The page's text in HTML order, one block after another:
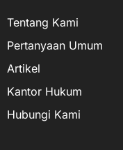
Tentang Kami
Pertanyaan Umum
Artikel
Kantor Hukum
Hubungi Kami